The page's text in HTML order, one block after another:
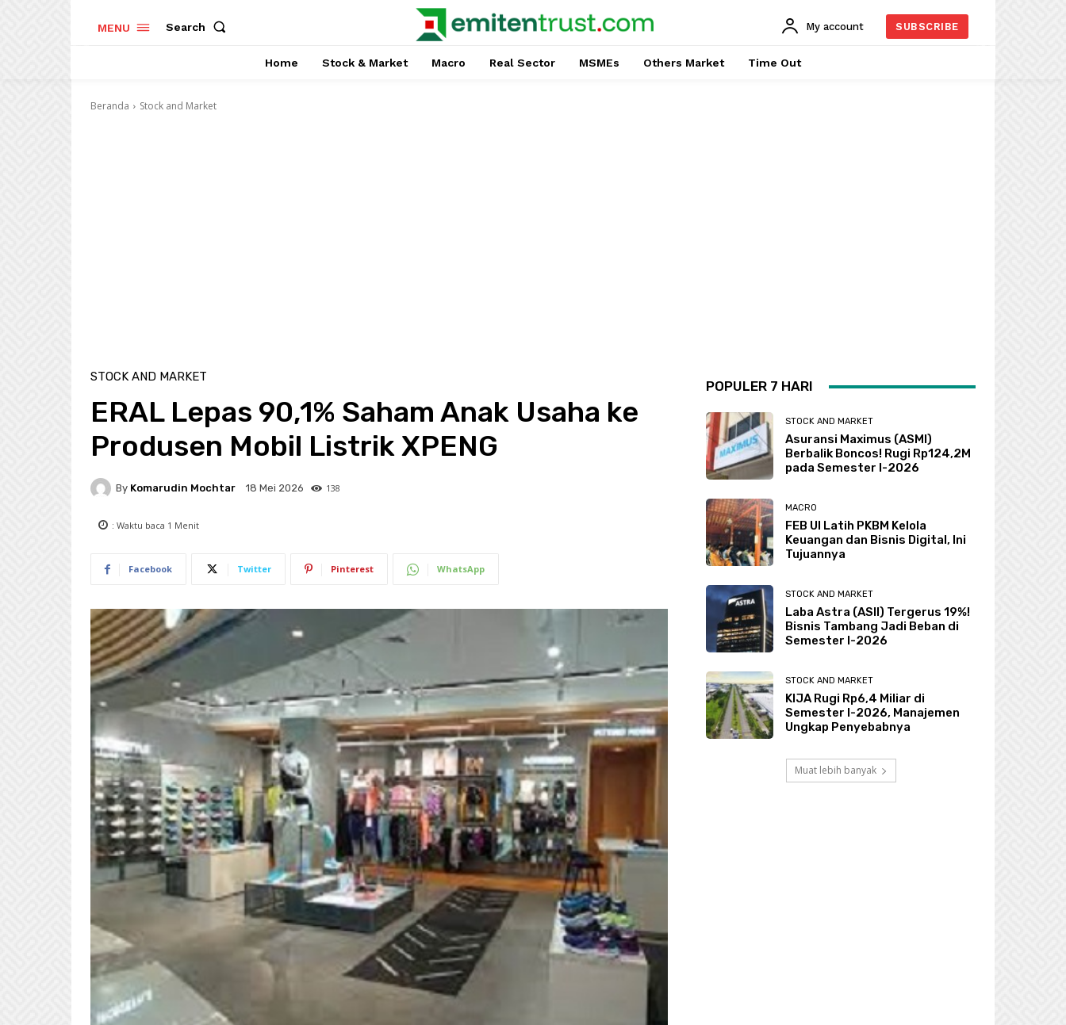
MENU Search My account SUBSCRIBE
Home Stock & Market Macro Real Sector MSMEs Others Market Time Out
Beranda Stock and Market
STOCK AND MARKET
ERAL Lepas 90,1% Saham Anak Usaha ke
Produsen Mobil Listrik XPENG
By Komarudin Mochtar 18 Mei 2026 138
: Waktu baca 1 Menit
Facebook Twitter Pinterest WhatsApp
POPULER 7 HARI
STOCK AND MARKET
Asuransi Maximus (ASMI)
Berbalik Boncos! Rugi Rp124,2M
pada Semester I-2026
MACRO
FEB UI Latih PKBM Kelola
Keuangan dan Bisnis Digital, Ini
Tujuannya
STOCK AND MARKET
Laba Astra (ASII) Tergerus 19%!
Bisnis Tambang Jadi Beban di
Semester I-2026
STOCK AND MARKET
KIJA Rugi Rp6,4 Miliar di
Semester I-2026, Manajemen
Ungkap Penyebabnya
Muat lebih banyak